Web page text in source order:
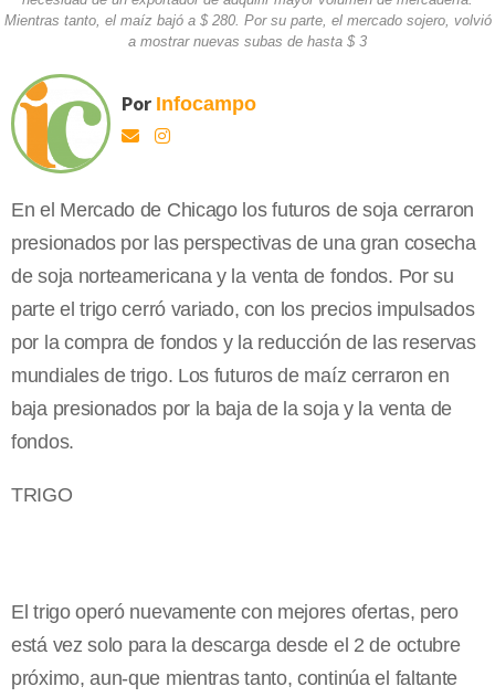
Mientras tanto, el maíz bajó a $ 280. Por su parte, el mercado sojero, volvió
a mostrar nuevas subas de hasta $ 3
Por Infocampo
En el Mercado de Chicago los futuros de soja cerraron
presionados por las perspectivas de una gran cosecha
de soja norteamericana y la venta de fondos. Por su
parte el trigo cerró variado, con los precios impulsados
por la compra de fondos y la reducción de las reservas
mundiales de trigo. Los futuros de maíz cerraron en
baja presionados por la baja de la soja y la venta de
fondos.
TRIGO
El trigo operó nuevamente con mejores ofertas, pero
está vez solo para la descarga desde el 2 de octubre
próximo, aun-que mientras tanto, continúa el faltante